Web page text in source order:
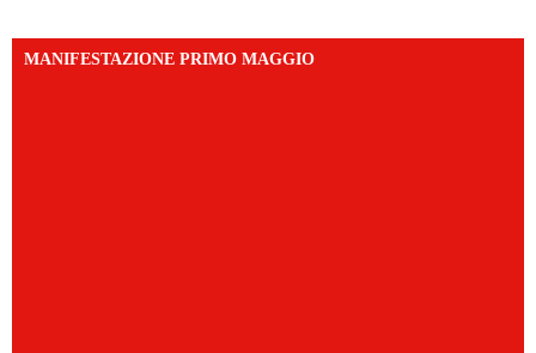
MANIFESTAZIONE PRIMO MAGGIO